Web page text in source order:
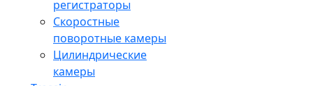
регистраторы
Скоростные
поворотные камеры
Цилиндрические
камеры